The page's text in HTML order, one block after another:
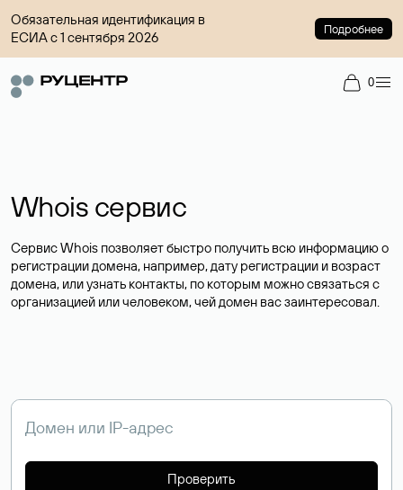
Обязательная идентификация в
ЕСИА с 1 сентября 2026
Подробнее
0
Whois сервис
Сервис Whois позволяет быстро получить всю информацию о
регистрации домена, например, дату регистрации и возраст
домена, или узнать контакты, по которым можно связаться с
организацией или человеком, чей домен вас заинтересовал.
Проверить